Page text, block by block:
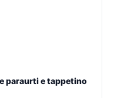
paraurti e tappetino